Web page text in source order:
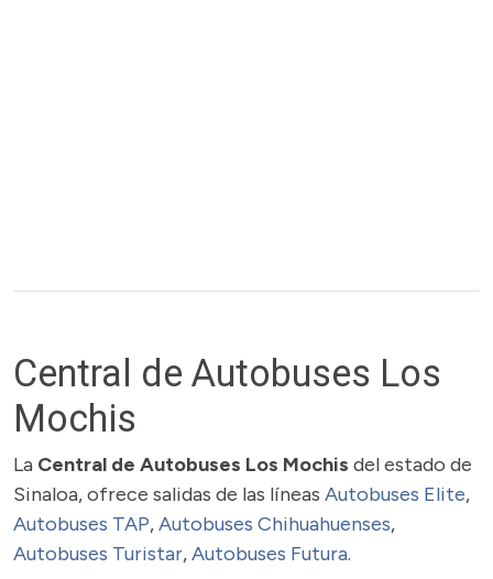
Central de Autobuses Los
Mochis
La Central de Autobuses Los Mochis del estado de
Sinaloa, ofrece salidas de las líneas Autobuses Elite,
Autobuses TAP,Autobuses Chihuahuenses,
Autobuses Turistar,Autobuses Futura.